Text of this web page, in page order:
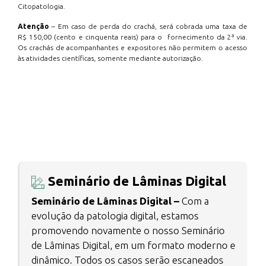
Citopatologia.
Atenção – Em caso de perda do crachá, será cobrada uma taxa de
R$ 150,00 (cento e cinquenta reais) para o fornecimento da 2ª via.
Os crachás de acompanhantes e expositores não permitem o acesso
às atividades científicas, somente mediante autorização.
Seminário de Lâminas Digital
Seminário de Lâminas Digital – Com a
evolução da patologia digital, estamos
promovendo novamente o nosso Seminário
de Lâminas Digital, em um formato moderno e
dinâmico. Todos os casos serão escaneados